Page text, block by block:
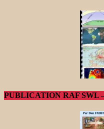
PUBLICATION RAF SWL